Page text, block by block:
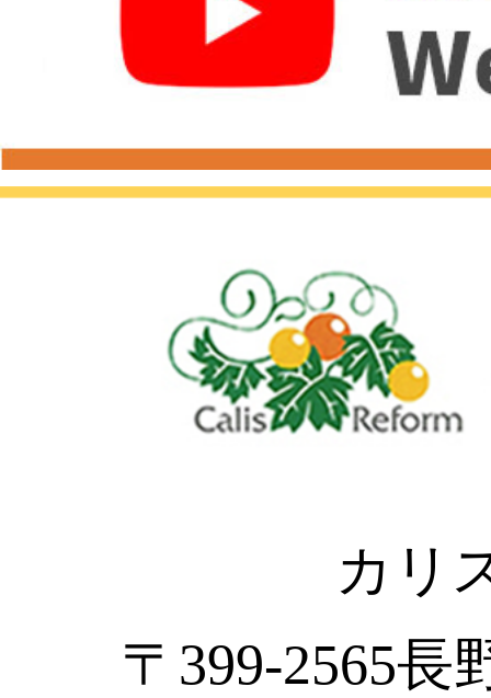
カリ
〒399-2565長